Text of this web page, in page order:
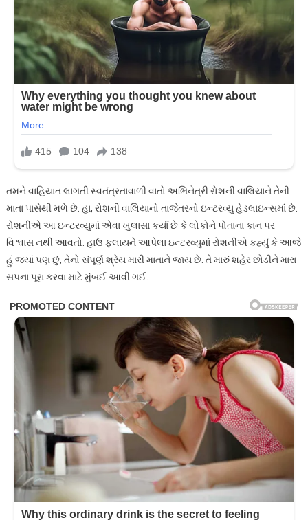
તમને વાહિયાત લાગતી સ્વતંત્રતાવાળી વાતો અભિનેત્રી રોશની વાલિયાને તેની
માતા પાસેથી મળે છે. હા, રોશની વાલિયાનો તાજેતરનો ઇન્ટરવ્યુ હેડલાઇન્સમાં છે.
રોશનીએ આ ઇન્ટરવ્યુમાં એવા ખુલાસા કર્યા છે કે લોકોને પોતાના કાન પર
વિશ્વાસ નથી આવતો. હાઉ ફ્લાયને આપેલા ઇન્ટરવ્યુમાં રોશનીએ કહ્યું કે આજે
હું જ્યાં પણ છું, તેનો સંપૂર્ણ શ્રેય મારી માતાને જાય છે. તે મારું શહેર છોડીને મારા
સપના પૂરા કરવા માટે મુંબઈ આવી ગઈ.